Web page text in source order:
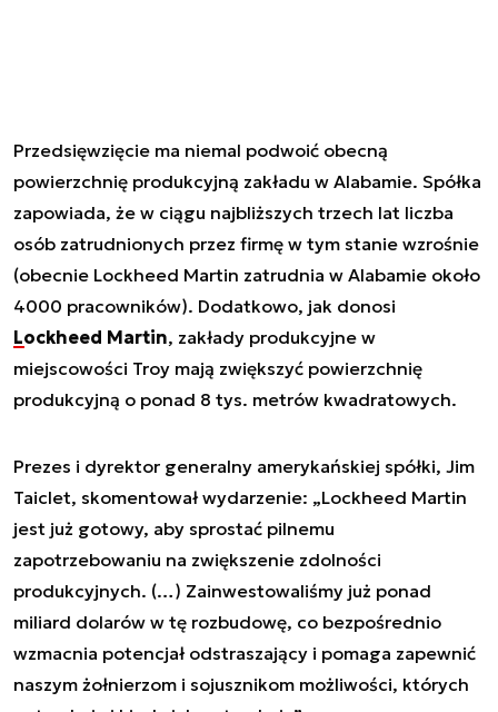
Przedsięwzięcie ma niemal podwoić obecną
powierzchnię produkcyjną zakładu w Alabamie. Spółka
zapowiada, że w ciągu najbliższych trzech lat liczba
osób zatrudnionych przez firmę w tym stanie wzrośnie
(obecnie Lockheed Martin zatrudnia w Alabamie około
4000 pracowników). Dodatkowo, jak donosi
Lockheed Martin, zakłady produkcyjne w
miejscowości Troy mają zwiększyć powierzchnię
produkcyjną o ponad 8 tys. metrów kwadratowych.
Prezes i dyrektor generalny amerykańskiej spółki, Jim
Taiclet, skomentował wydarzenie: „Lockheed Martin
jest już gotowy, aby sprostać pilnemu
zapotrzebowaniu na zwiększenie zdolności
produkcyjnych. (…) Zainwestowaliśmy już ponad
miliard dolarów w tę rozbudowę, co bezpośrednio
wzmacnia potencjał odstraszający i pomaga zapewnić
naszym żołnierzom i sojusznikom możliwości, których